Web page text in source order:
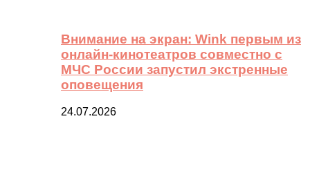
Внимание на экран: Wink первым из
онлайн-кинотеатров совместно с
МЧС России запустил экстренные
оповещения
24.07.2026